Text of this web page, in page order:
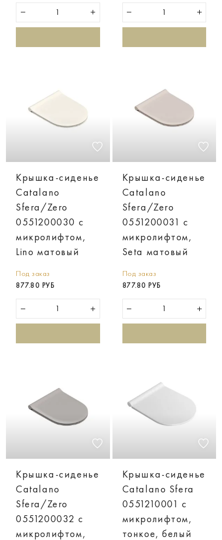
Крышка-сиденье
Catalano
Sfera/Zero
0551200030 с
микролифтом,
Lino матовый
Под заказ
877.80 РУБ
Крышка-сиденье
Catalano
Sfera/Zero
0551200031 с
микролифтом,
Seta матовый
Под заказ
877.80 РУБ
Крышка-сиденье
Catalano
Sfera/Zero
0551200032 с
микролифтом,
Крышка-сиденье
Catalano Sfera
0551210001 с
микролифтом,
тонкое, белый